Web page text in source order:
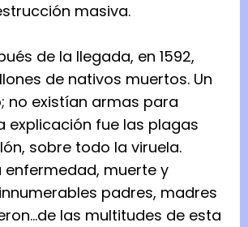
masiva.
de la llegada, en 1592,
de nativos muertos. Un
no existían armas para
explicación fue las plagas
sobre todo la viruela.
enfermedad, muerte y
padres, madres
las multitudes de esta